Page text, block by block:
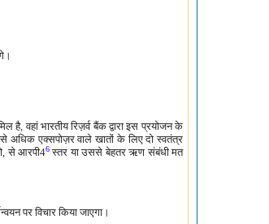
वहां भारतीय रिज़र्व बैंक द्वारा इस प्रयोजन के
अधिक एक्सपोज़र वाले खातों के लिए दो स्वतंत्र
से आरपी46स्तर या उससे बेहतर ऋण संबंधी मत
पर विचार किया जाएगा।